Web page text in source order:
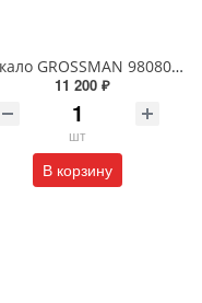
Зеркало GROSSMAN 98080 SENTO D800 800*800*45 LED с сенсорным выключателем
11 200 ₽
шт
В корзину